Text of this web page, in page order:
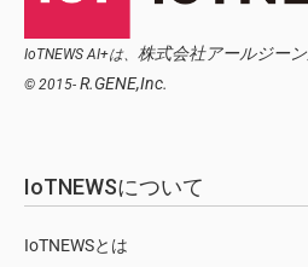
IoTNEWS AI+は、 株式会社アールジーン
© 2015- R.GENE,Inc.
IoTNEWSについて
IoTNEWSとは